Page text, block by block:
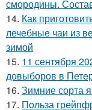
смородины.
14. Как
лечебные чаи из
зимой
15. 11 сентября
довыборов в
16. Зимние сорта
17. Польза